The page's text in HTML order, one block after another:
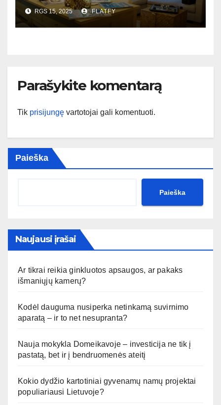
dizainas?
RGS 15, 2025 FLATFY
Parašykite komentarą
Tik prisijungę vartotojai gali komentuoti.
Paieška
Paieška
Naujausi įrašai
Ar tikrai reikia ginkluotos apsaugos, ar pakaks
išmaniųjų kamerų?
Kodėl dauguma nusiperka netinkamą suvirnimo
aparatą – ir to net nesupranta?
Nauja mokykla Domeikavoje – investicija ne tik į
pastatą, bet ir į bendruomenės ateitį
Kokio dydžio kartotiniai gyvenamų namų projektai
populiariausi Lietuvoje?